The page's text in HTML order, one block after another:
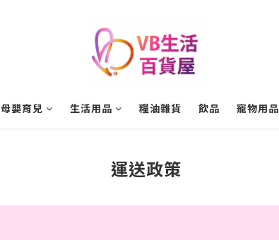
母嬰育兒 生活用品 糧油雜貨 飲品 寵物用品
運送政策